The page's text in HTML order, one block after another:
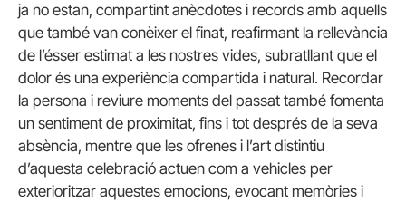
ja no estan, compartint anècdotes i records amb aquells
que també van conèixer el finat, reafirmant la rellevància
de l’ésser estimat a les nostres vides, subratllant que el
dolor és una experiència compartida i natural. Recordar
la persona i reviure moments del passat també fomenta
un sentiment de proximitat, fins i tot després de la seva
absència, mentre que les ofrenes i l’art distintiu
d’aquesta celebració actuen com a vehicles per
exterioritzar aquestes emocions, evocant memòries i